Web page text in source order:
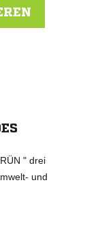
" drei
und